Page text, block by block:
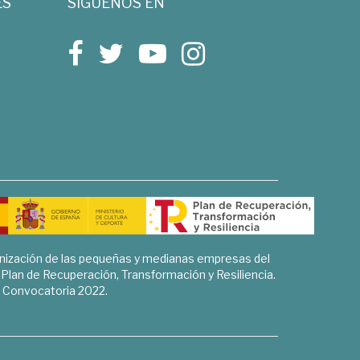
de las pequeñas y medianas empresas del
de Recuperación, Transformación y Resiliencia.
Convocatoria 2022.